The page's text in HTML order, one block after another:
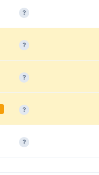
?
?
?
?
?